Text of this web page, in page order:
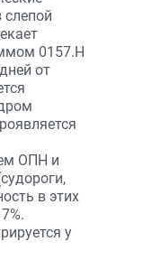
0157.Н
от
ОПН и
в этих
у